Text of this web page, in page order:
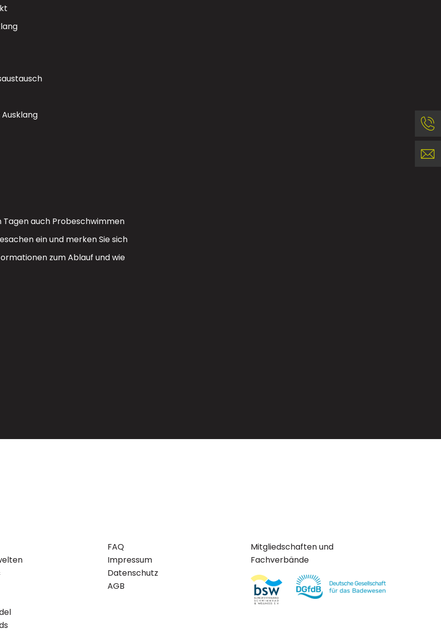
auch Probeschwimmen
ein und merken Sie sich
zum Ablauf und wie
FAQ
Impressum
Datenschutz
AGB
Mitgliedschaften und
Fachverbände